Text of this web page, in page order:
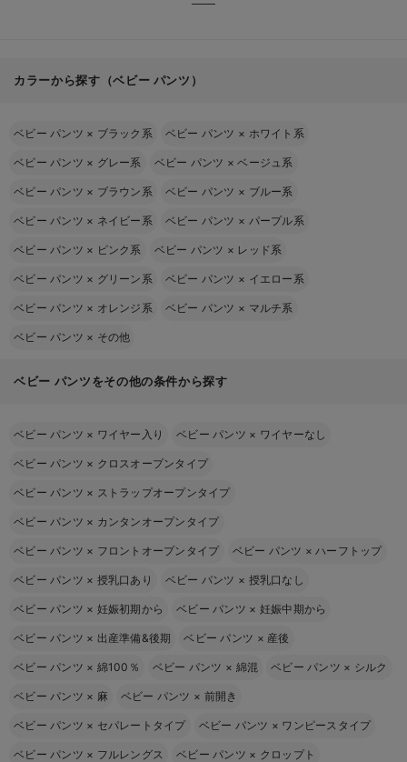
カラーから探す（ベビー パンツ）
ベビー パンツ × ブラック系 ベビー パンツ × ホワイト系
ベビー パンツ × グレー系 ベビー パンツ ×ベージュ系
ベビー パンツ × ブラウン系 ベビー パンツ × ブルー系
ベビー パンツ × ネイビー系 ベビー パンツ × パープル系
ベビー パンツ × ピンク系 ベビー パンツ × レッド系
ベビー パンツ × グリーン系 ベビー パンツ × イエロー系
ベビー パンツ × オレンジ系 ベビー パンツ × マルチ系
ベビー パンツ × その他
ベビー パンツをその他の条件から探す
ベビー パンツ × ワイヤー入り ベビー パンツ × ワイヤーなし
ベビー パンツ × クロスオープンタイプ
ベビー パンツ × ストラップオープンタイプ
ベビー パンツ × カンタンオープンタイプ
ベビー パンツ × フロントオープンタイプ ベビー パンツ ×ハーフトップ
ベビー パンツ × 授乳口あり ベビー パンツ × 授乳口なし
ベビー パンツ × 妊娠初期から ベビー パンツ × 妊娠中期から
ベビー パンツ × 出産準備&後期 ベビー パンツ × 産後
ベビー パンツ × 綿100％ ベビー パンツ × 綿混 ベビー パンツ × シルク
ベビー パンツ × 麻 ベビー パンツ × 前開き
ベビー パンツ × セパレートタイプ ベビー パンツ × ワンピースタイプ
ベビー パンツ × フルレングス ベビー パンツ × クロップト